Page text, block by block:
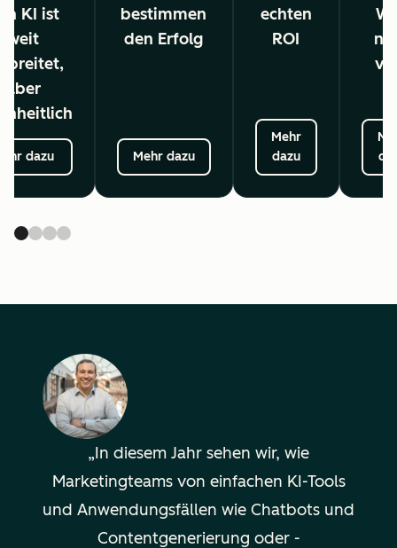
KI ist
weit
aber
dazu
bestimmen
den Erfolg
Mehr dazu
echten
ROI
Mehr
dazu
In diesem Jahr sehen wir, wie
Marketingteams von einfachen KI-Tools
und Anwendungsfällen wie Chatbots und
Contentgenerierung oder -